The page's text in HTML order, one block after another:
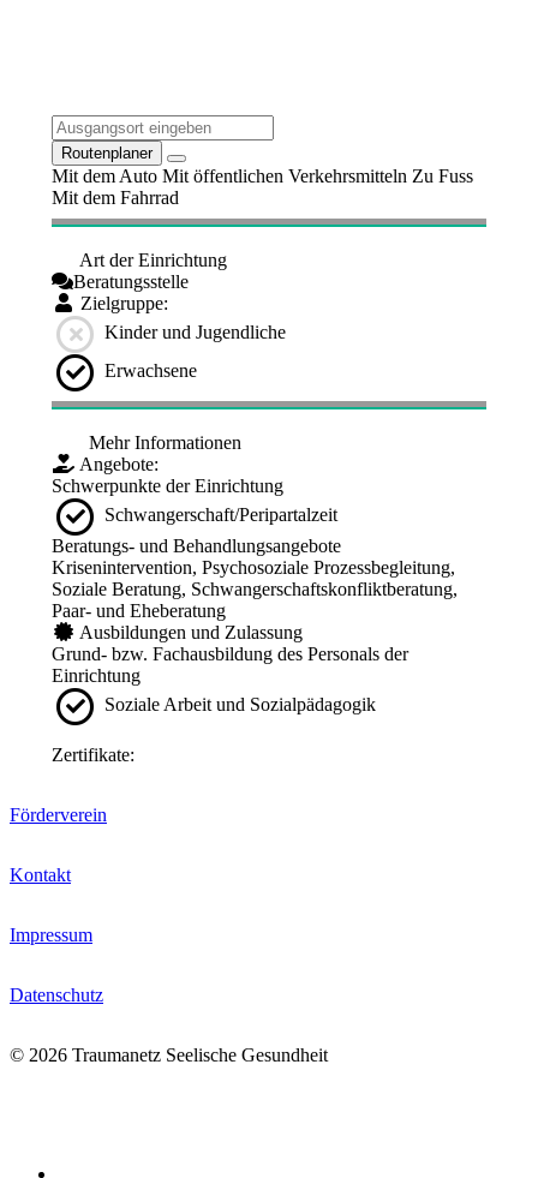
Routenplaner
Mit dem Auto Mit öffentlichen Verkehrsmitteln Zu Fuss
Mit dem Fahrrad
Art der Einrichtung
Beratungsstelle
Zielgruppe:
Kinder und Jugendliche
Erwachsene
Mehr Informationen
Angebote:
Schwerpunkte der Einrichtung
Schwangerschaft/Peripartalzeit
Beratungs- und Behandlungsangebote
Krisenintervention, Psychosoziale Prozessbegleitung,
Soziale Beratung, Schwangerschaftskonfliktberatung,
Paar- und Eheberatung
Ausbildungen und Zulassung
Grund- bzw. Fachausbildung des Personals der
Einrichtung
Soziale Arbeit und Sozialpädagogik
Zertifikate:
Förderverein
Kontakt
Impressum
Datenschutz
© 2026 Traumanetz Seelische Gesundheit